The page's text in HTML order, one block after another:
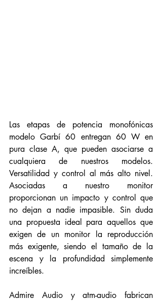
Las etapas de potencia monofónicas
modelo Garbí 60 entregan 60 W en
pura clase A, que pueden asociarse a
cualquiera de nuestros modelos.
Versatilidad y control al más alto nivel.
Asociadas a nuestro monitor
proporcionan un impacto y control que
no dejan a nadie impasible. Sin duda
una propuesta ideal para aquellos que
exigen de un monitor la reproducción
más exigente, siendo el tamaño de la
escena y la profundidad simplemente
increíbles.
Admire Audio y atm-audio fabrican